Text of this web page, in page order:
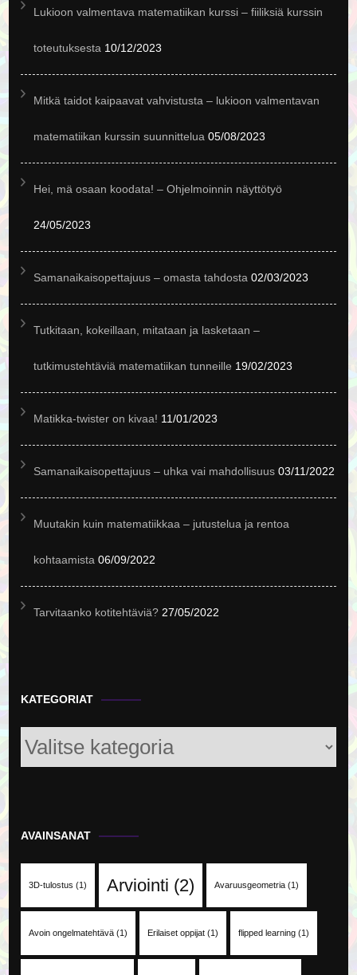
Lukioon valmentava matematiikan kurssi – fiiliksiä kurssin
toteutuksesta 10/12/2023
Mitkä taidot kaipaavat vahvistusta – lukioon valmentavan
matematiikan kurssin suunnittelua 05/08/2023
Hei, mä osaan koodata! – Ohjelmoinnin näyttötyö
24/05/2023
Samanaikaisopettajuus – omasta tahdosta 02/03/2023
Tutkitaan, kokeillaan, mitataan ja lasketaan –
tutkimustehtäviä matematiikan tunneille 19/02/2023
Matikka-twister on kivaa! 11/01/2023
Samanaikaisopettajuus – uhka vai mahdollisuus 03/11/2022
Muutakin kuin matematiikkaa – jutustelua ja rentoa
kohtaamista 06/09/2022
Tarvitaanko kotitehtäviä? 27/05/2022
KATEGORIAT
Kategoriat
AVAINSANAT
3D-tulostus (1) Arviointi (2) Avaruusgeometria (1)
Avoin ongelmatehtävä (1) Erilaiset oppijat (1) flipped learning (1)